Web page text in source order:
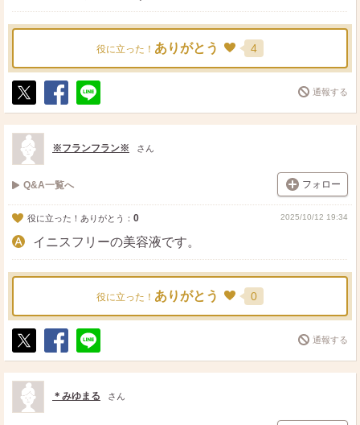
役に立った！ ありがとう 4
ポ
ス
ト
シ
ェ
送
る
通報する
※フランフラン※ さん
Q&A一覧へ フォロー
役に立った！ありがとう： 0 2025/10/12 19:34
イニスフリーの美容液です。
役に立った！ ありがとう 0
ポ
ス
ト
シ
ェ
送
る
通報する
＊みゆまる さん